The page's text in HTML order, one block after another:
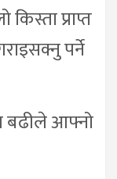
प्राप्त
पर्ने
बढीले आफ्नो